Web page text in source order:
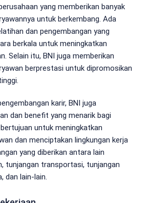
yang memberikan banyak
untuk berkembang. Ada
dan pengembangan yang
berkala untuk meningkatkan
Selain itu, BNI juga memberikan
berprestasi untuk dipromosikan
karir, BNI juga
dan benefit yang menarik bagi
untuk meningkatkan
dan menciptakan lingkungan kerja
yang diberikan antara lain
tunjangan transportasi, tunjangan
dan lain-lain.